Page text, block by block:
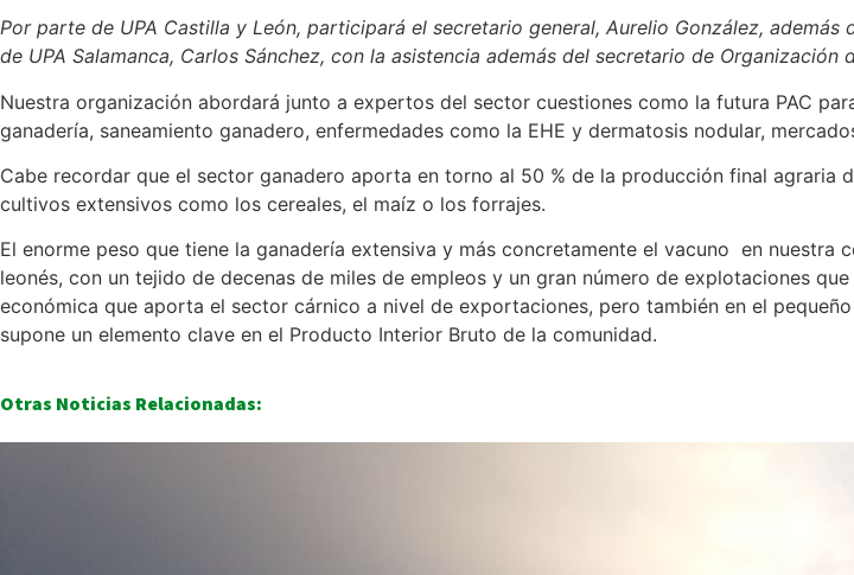
Por parte de UPA Castilla y León, participará el secretario general, Aurelio González,
de UPA Salamanca, Carlos Sánchez, con la asistencia además del secretario de Organización
Nuestra organización abordará junto a expertos del sector cuestiones como la futura PAC
ganadería, saneamiento ganadero, enfermedades como la EHE y dermatosis nodular,
Cabe recordar que el sector ganadero aporta en torno al 50 % de la producción final
cultivos extensivos como los cereales, el maíz o los forrajes.
El enorme peso que tiene la ganadería extensiva y más concretamente el vacuno en
leonés, con un tejido de decenas de miles de empleos y un gran número de explotaciones
económica que aporta el sector cárnico a nivel de exportaciones, pero también en el
supone un elemento clave en el Producto Interior Bruto de la comunidad.
Otras Noticias Relacionadas: